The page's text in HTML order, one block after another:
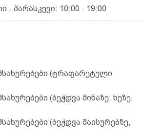
- პარასკევი: 10:00 - 19:00
(ტრაფარეტული
(ბეჭდვა მინაზე, ხეზე,
(ბეჭდვა მაისურებზე,